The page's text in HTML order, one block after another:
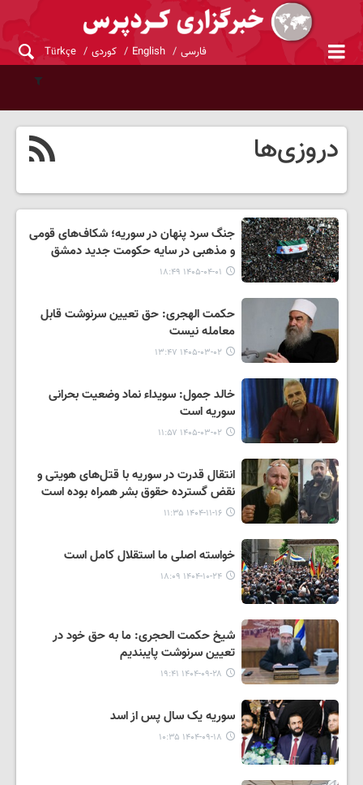
فارسی English کوردی Türkçe
دروزی‌ها
جنگ سرد پنهان در سوریه؛ شکاف‌های قومی
و مذهبی در سایه حکومت جدید دمشق
۱۴۰۵-۰۴-۰۱ ۱۸:۴۹
حکمت الهجری: حق تعیین سرنوشت قابل
معامله نیست
۱۴۰۵-۰۳-۰۲ ۱۳:۴۷
خالد جمول: سویداء نماد وضعیت بحرانی
سوریه است
۱۴۰۵-۰۳-۰۲ ۱۱:۵۷
انتقال قدرت در سوریه با قتل‌های هویتی و
نقض گسترده حقوق بشر همراه بوده است
۱۴۰۴-۱۱-۱۶ ۱۱:۳۵
خواسته اصلی ما استقلال کامل است
۱۴۰۴-۱۰-۲۴ ۱۸:۰۹
شیخ حکمت الحجری: ما به حق خود در
تعیین سرنوشت پایبندیم
۱۴۰۴-۰۹-۲۸ ۱۹:۴۱
سوریه یک سال پس از اسد
۱۴۰۴-۰۹-۱۸ ۱۰:۳۵